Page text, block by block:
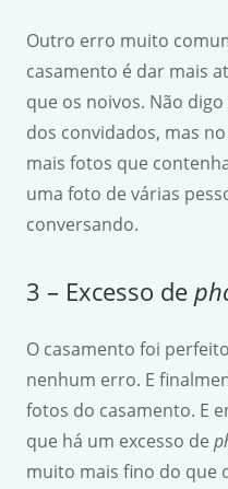
Outro erro muito
casamento é dar mais
que os noivos. Não
dos convidados, mas
mais fotos que
uma foto de várias
conversando.
3 – Excesso de
O casamento foi
nenhum erro. E
fotos do casamento. E
que há um excesso de
muito mais fino do que